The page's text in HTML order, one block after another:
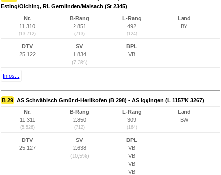
Esting/Olching, Ri. Gernlinden/Maisach (St 2345)
Nr.
11.310
(13.712)
B-Rang
2.851
(713)
L-Rang
492
(124)
Land
BY
DTV
25.122
SV
1.834
(7,3%)
BPL
VB
Infos...
B 29 AS Schwäbisch Gmünd-Herlikofen (B 298) - AS Iggingen (L 1157/K 3267)
Nr.
11.311
(5.526)
B-Rang
2.850
(712)
L-Rang
309
(164)
Land
BW
DTV
25.127
SV
2.638
(10,5%)
BPL
VB
VB
VB
VB